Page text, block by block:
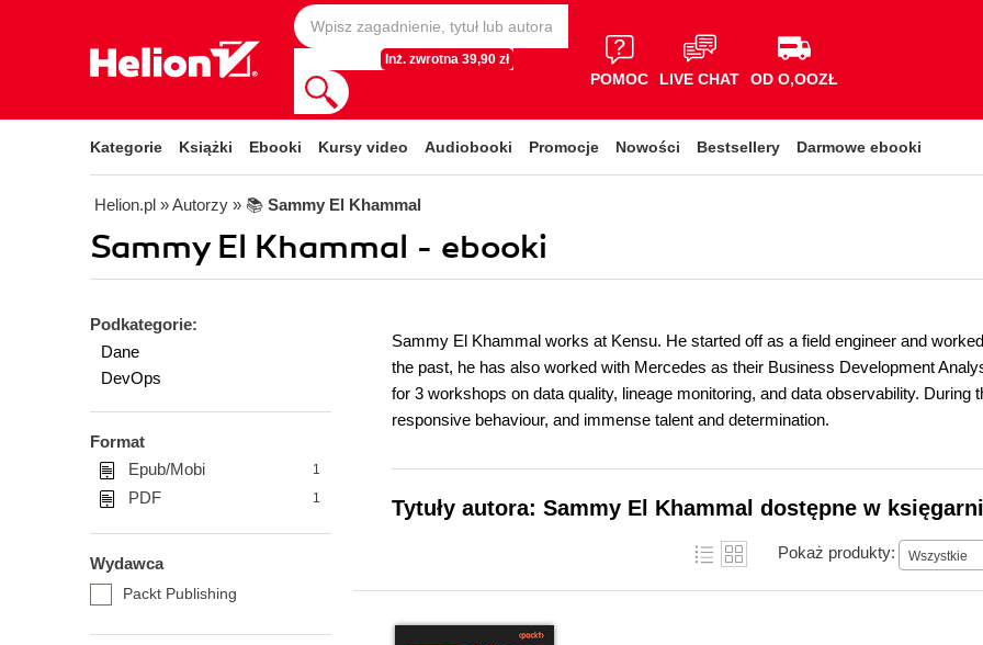
Inż. zwrotna 39,90 zł
POMOC LIVE CHAT OD O,OOZŁ
Kategorie Książki Ebooki Kursy video Audiobooki Promocje Nowości Bestsellery Darmowe ebooki
Helion.pl » Autorzy » 📚 Sammy El Khammal
Sammy El Khammal - ebooki
Podkategorie:
Dane
DevOps
Format
Epub/Mobi
1
PDF 1
Wydawca
Packt Publishing
Sammy El Khammal works at Kensu. He started off as a field engineer and
the past, he has also worked with Mercedes as their Business Development
for 3 workshops on data quality, lineage monitoring, and data observability.
responsive behaviour, and immense talent and determination.
Tytuły autora: Sammy El Khammal dostępne w
Pokaż produkty: Wszystkie